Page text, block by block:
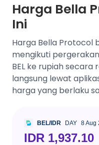
Harga Bella
Ini
Harga Bella Protocol
mengikuti
BEL ke rupiah
langsung lewat
harga yang berlaku
BEL/IDR DAY 8 Aug
IDR 1,937.10